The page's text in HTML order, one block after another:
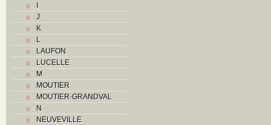
I
J
K
L
LAUFON
LUCELLE
M
MOUTIER
MOUTIER-GRANDVAL
N
NEUVEVILLE